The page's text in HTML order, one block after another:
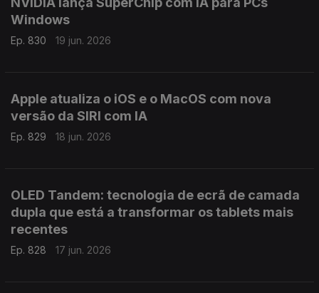
Windows
Ep. 830 19 jun. 2026
Apple atualiza o iOS e o MacOS com nova
versão da SIRI com IA
Ep. 829 18 jun. 2026
OLED Tandem: tecnologia de ecrã de camada
dupla que está a transformar os tablets mais
recentes
Ep. 828 17 jun. 2026